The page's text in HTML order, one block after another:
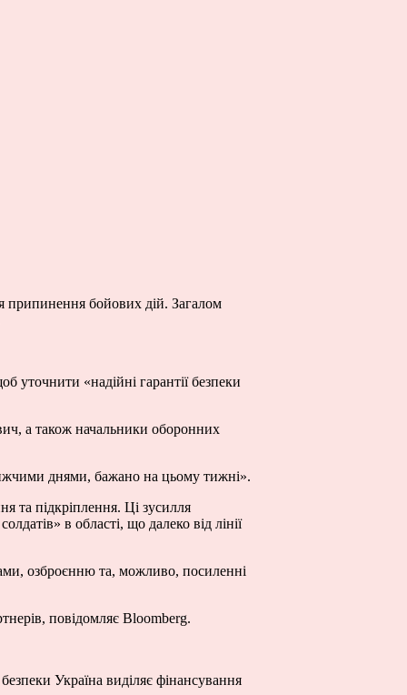
припинення бойових дій. Загалом
уточнити «надійні гарантії безпеки
а також начальники оборонних
днями, бажано на цьому тижні».
та підкріплення. Ці зусилля
в області, що далеко від лінії
озброєнню та, можливо, посиленні
повідомляє Bloomberg.
Україна виділяє фінансування